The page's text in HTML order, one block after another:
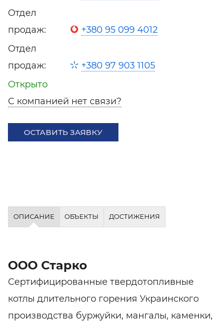
Отдел
продаж:
+380 95 099 4012
Отдел
продаж:
+380 97 903 1105
Открыто
С компанией нет связи?
ОСТАВИТЬ ЗАЯВКУ
ОПИСАНИЕ ОБЪЕКТЫ ДОСТИЖЕНИЯ
ООО Старко
Сертифицированные твердотопливные
котлы длительного горения Украинского
производства буржуйки, мангалы, каменки,